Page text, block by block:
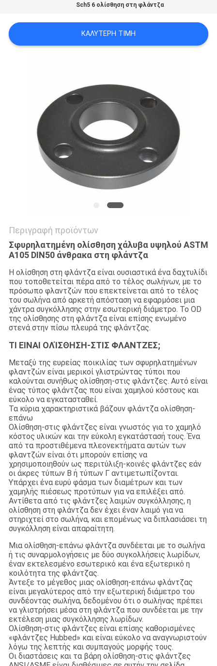
ΟΙ
ΠΕΡΙΠΤΏΣΕΙΣ
ΠΟΛΙΤΙΚΉ
ΑΠΟΡΡΉΤΟΥ
Sch5 6 ολίσθηση στη φλάντζα
ΚΑΛΎΤΕΡΗ ΤΙΜΉ
Περιγραφή προϊόντων
Σφυρηλατημένη ολίσθηση χάλυβα υψηλού ASTM
A105 DIN50 άνθρακα στη φλάντζα
Η ολίσθηση στη φλάντζα είναι ουσιαστικά ένα δαχτυλίδι
που τοποθετείται πέρα από το τέλος σωλήνων, με το
πρόσωπο φλαντζών που επεκτείνεται από το τέλος
του σωλήνα από αρκετή απόσταση να εφαρμόσει μια
χάντρα συγκόλλησης στην εσωτερική διάμετρο. Το OD
της ολίσθησης στη φλάντζα είναι επίσης ενωμένο
στενά στην πίσω πλευρά της φλάντζας.
ΤΙ ΕΙΝΑΙ ΟΛΊΣΘΗΣΗ-ΣΤΙΣ ΦΛΑΝΤΖΕΣ;
Μεταξύ της ευρείας ποικιλίας των σφυρηλατημένων
φλαντζών είναι μερικοί γλιστρώντας τύποι που
καλούνται συνήθως ολίσθηση-στις φλάντζες. Αυτό είναι
ένας τύπος φλάντζας που είναι χαμηλού κόστους και
εύκολο να εγκατασταθεί.
Τα κύρια χαρακτηριστικά βάζουν φλάντζα ολίσθηση-
επάνω
Ολίσθηση-στις φλάντζες είναι γνωστός για το χαμηλό
κόστος υλικών και την εύκολη εγκατάστασή τους. Ένα
από τα προστιθέμενα πλεονεκτήματα αυτών των
φλαντζών είναι ότι μπορούν επίσης να
χρησιμοποιηθούν ως περιτύλιξη-κοινές φλάντζες εάν
οι άκρες τύπων Β ή τύπων Γ αντιμετωπίζονται.
Υπάρχει ένα ευρύ φάσμα των διαμέτρων και των
χαμηλής πιέσεως προτύπων για να επιλέξει από.
Αντίθετα από τις φλάντζες λαιμών συγκόλλησης, η
ολίσθηση στη φλάντζα δεν έχει έναν λαιμό για να
στηριχτεί στο σωλήνα, και επομένως να διπλασιάσει τη
συγκόλληση είναι απαραίτητη.
Μια ολίσθηση-επάνω φλάντζα συνδέεται με το σωλήνα
ή τις συναρμολογήσεις με δύο συγκολλήσεις λωρίδων,
έναν εκτελεσμένο εσωτερικό και ένα εξωτερικό η
κοιλότητα της φλάντζας.
Άντεξε το μέγεθος μιας ολίσθηση-επάνω φλάντζας
είναι μεγαλύτερος από την εξωτερική διάμετρο του
συνδέοντας σωλήνα, δεδομένου ότι ο σωλήνας πρέπει
να γλιστρήσει μέσα στη φλάντζα που συνδέεται με την
εκτέλεση μιας συγκόλλησης λωρίδων.
Ολίσθηση-στις φλάντζες είναι επίσης καθορισμένες
«φλάντζες Hubbed» και είναι εύκολο να αναγνωριστούν
λόγω της λεπτής και συμπαγούς μορφής τους.
Οι διαστάσεις και τα βάρη ολίσθηση-στις φλάντζες